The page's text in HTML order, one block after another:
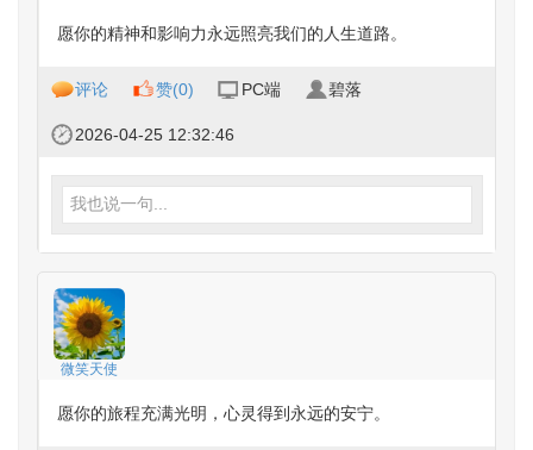
愿你的精神和影响力永远照亮我们的人生道路。
评论 赞(0) PC端 碧落
2026-04-25 12:32:46
我也说一句...
微笑天使
愿你的旅程充满光明，心灵得到永远的安宁。